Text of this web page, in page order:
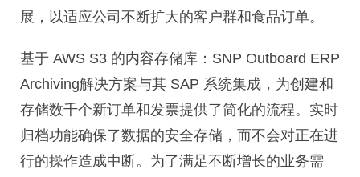
展，以适应公司不断扩大的客户群和食品订单。
基于 AWS S3 的内容存储库：SNP Outboard ERP
Archiving解决方案与其 SAP 系统集成，为创建和
存储数千个新订单和发票提供了简化的流程。实时
归档功能确保了数据的安全存储，而不会对正在进
行的操作造成中断。为了满足不断增长的业务需